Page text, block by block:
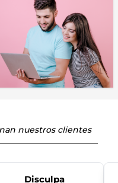
nuestros clientes
Disculpa